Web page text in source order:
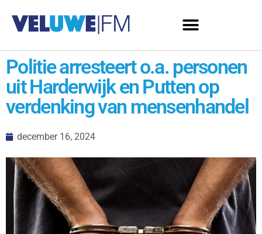
Politie arresteert o.a. personen
uit Harderwijk en Putten op
verdenking van mensenhandel
december 16, 2024